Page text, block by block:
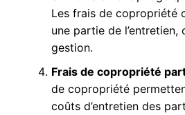
Les frais de copropriété
une partie de l’entretien,
gestion.
Frais de copropriété
de copropriété
coûts d’entretien des